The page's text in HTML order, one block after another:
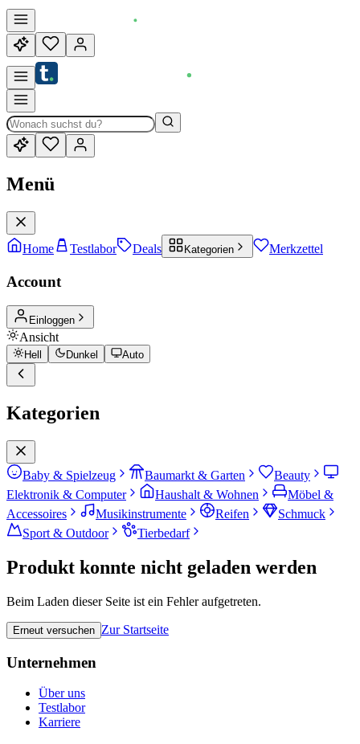
Menü
Home Testlabor Deals Kategorien Merkzettel
Account
Einloggen
Ansicht
Hell Dunkel Auto
Kategorien
Baby & Spielzeug Baumarkt & Garten
Beauty
Elektronik & Computer
Haushalt & Wohnen
Möbel &
Accessoires
Musikinstrumente Reifen
Schmuck
Sport & Outdoor
Tierbedarf
Produkt konnte nicht geladen werden
Beim Laden dieser Seite ist ein Fehler aufgetreten.
Erneut versuchen Zur Startseite
Unternehmen
Über uns
Testlabor
Karriere